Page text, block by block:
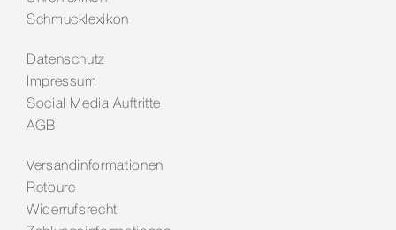
Schmucklexikon
Datenschutz
Impressum
Social Media Auftritte
AGB
Versandinformationen
Retoure
Widerrufsrecht